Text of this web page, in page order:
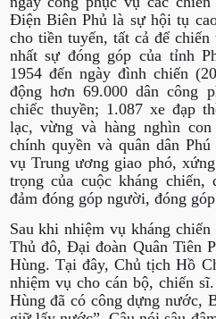
Điện Biên Phủ là sự hội tụ
cho tiền tuyến, tất cả để
nhất sự đóng góp của tỉnh
1954 đến ngày đình chiến
động hơn 69.000 dân công
chiếc thuyền; 1.087 xe đạp
lạc, vừng và hàng nghìn
chính quyền và quân dân
vụ Trung ương giao phó,
trọng của cuộc kháng chiến,
đảm đóng góp người, đóng
Sau khi nhiệm vụ kháng
Thủ đô, Đại đoàn Quân Tiên
Hùng. Tại đây, Chủ tịch Hồ
nhiệm vụ cho cán bộ, chiến
Hùng đã có công dựng nước,